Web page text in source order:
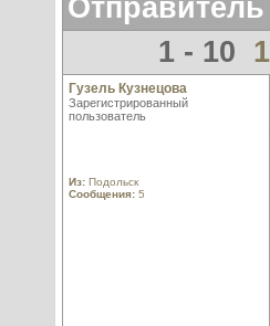
Отправитель
1 - 10
Гузель Кузнецова
Зарегистрированный
пользователь
Из: Подольск
Сообщения: 5